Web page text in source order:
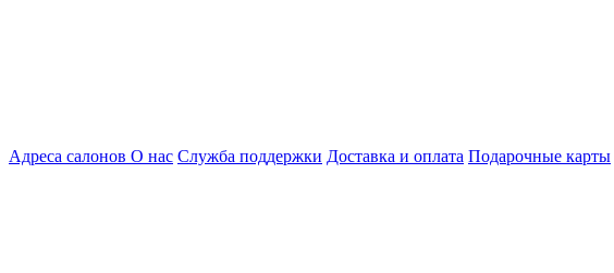
Адреса салонов О нас Служба поддержки Доставка и оплата Подарочные карты